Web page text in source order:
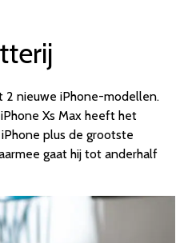
2 nieuwe iPhone-modellen.
Xs Max heeft het
plus de grootste
gaat hij tot anderhalf